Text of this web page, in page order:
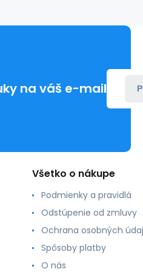
na váš e-mail
Všetko o nákupe
Podmienky a pravidlá
Odstúpenie od zmluvy
Ochrana osobných
Spôsoby platby
O nás